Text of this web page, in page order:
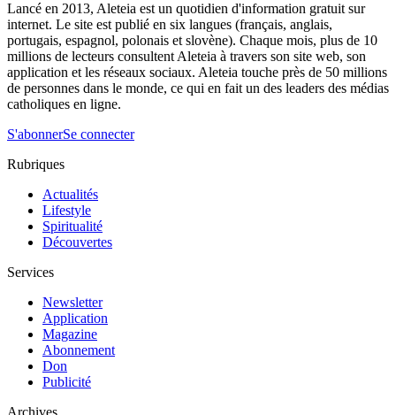
Lancé en 2013, Aleteia est un quotidien d'information gratuit sur
internet. Le site est publié en six langues (français, anglais,
portugais, espagnol, polonais et slovène). Chaque mois, plus de 10
millions de lecteurs consultent Aleteia à travers son site web, son
application et les réseaux sociaux. Aleteia touche près de 50 millions
de personnes dans le monde, ce qui en fait un des leaders des médias
catholiques en ligne.
S'abonnerSe connecter
Rubriques
Actualités
Lifestyle
Spiritualité
Découvertes
Services
Newsletter
Application
Magazine
Abonnement
Don
Publicité